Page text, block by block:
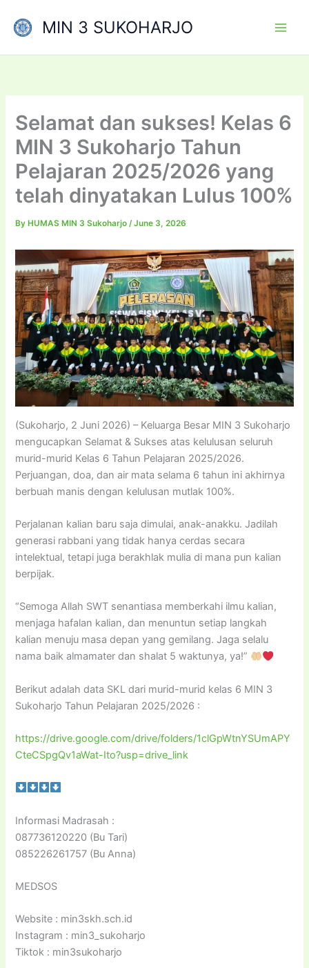
content
MIN 3 SUKOHARJO
Selamat dan sukses! Kelas 6
MIN 3 Sukoharjo Tahun
Pelajaran 2025/2026 yang
telah dinyatakan Lulus 100%
By HUMAS MIN 3 Sukoharjo/June 3, 2026
(Sukoharjo, 2 Juni 2026) – Keluarga Besar MIN 3 Sukoharjo
mengucapkan Selamat & Sukses atas kelulusan seluruh
murid-murid Kelas 6 Tahun Pelajaran 2025/2026.
Perjuangan, doa, dan air mata selama 6 tahun ini akhirnya
berbuah manis dengan kelulusan mutlak 100%.
Perjalanan kalian baru saja dimulai, anak-anakku. Jadilah
generasi rabbani yang tidak hanya cerdas secara
intelektual, tetapi juga berakhlak mulia di mana pun kalian
berpijak.
“Semoga Allah SWT senantiasa memberkahi ilmu kalian,
menjaga hafalan kalian, dan menuntun setiap langkah
kalian menuju masa depan yang gemilang. Jaga selalu
nama baik almamater dan shalat 5 waktunya, ya!”
Berikut adalah data SKL dari murid-murid kelas 6 MIN 3
Sukoharjo Tahun Pelajaran 2025/2026 :
https://drive.google.com/drive/folders/1clGpWtnYSUmAPY
CteCSpgQv1aWat-Ito?usp=drive_link
Informasi Madrasah :
087736120220 (Bu Tari)
085226261757 (Bu Anna)
MEDSOS
Website : min3skh.sch.id
Instagram : min3_sukoharjo
Tiktok : min3sukoharjo